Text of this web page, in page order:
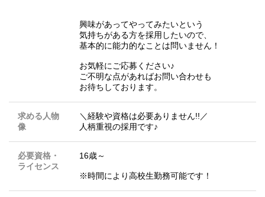
興味があってやってみたいという
気持ちがある方を採用したいので、
基本的に能力的なことは問いません！
お気軽にご応募ください♪
ご不明な点があればお問い合わせも
お待ちしております。
求める人物
像
＼経験や資格は必要ありません!!／
人柄重視の採用です♪
必要資格・
ライセンス
16歳～
※時間により高校生勤務可能です！